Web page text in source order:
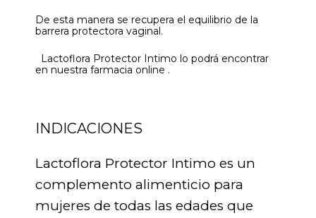
De esta manera se recupera el equilibrio de la
barrera protectora vaginal.
Lactoflora Protector Intimo lo podrá encontrar
en nuestra farmacia online .
INDICACIONES
Lactoflora Protector Intimo es un
complemento alimenticio para
mujeres de todas las edades que